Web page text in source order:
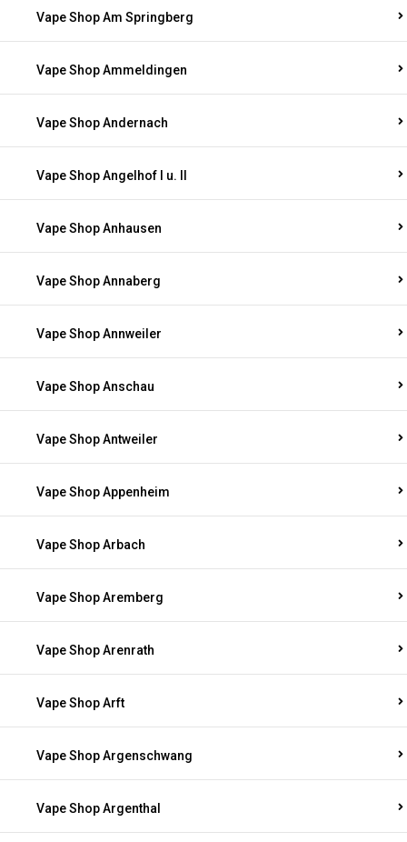
Vape Shop Am Springberg
Vape Shop Ammeldingen
Vape Shop Andernach
Vape Shop Angelhof I u. II
Vape Shop Anhausen
Vape Shop Annaberg
Vape Shop Annweiler
Vape Shop Anschau
Vape Shop Antweiler
Vape Shop Appenheim
Vape Shop Arbach
Vape Shop Aremberg
Vape Shop Arenrath
Vape Shop Arft
Vape Shop Argenschwang
Vape Shop Argenthal